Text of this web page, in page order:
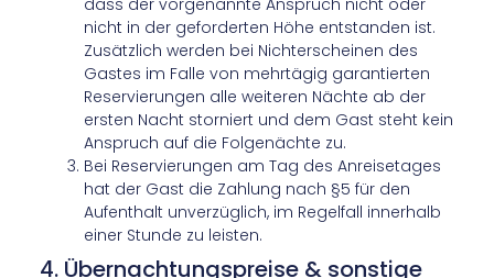
dass der vorgenannte Anspruch nicht oder
nicht in der geforderten Höhe entstanden ist.
Zusätzlich werden bei Nichterscheinen des
Gastes im Falle von mehrtägig garantierten
Reservierungen alle weiteren Nächte ab der
ersten Nacht storniert und dem Gast steht kein
Anspruch auf die Folgenächte zu.
Bei Reservierungen am Tag des Anreisetages
hat der Gast die Zahlung nach §5 für den
Aufenthalt unverzüglich, im Regelfall innerhalb
einer Stunde zu leisten.
4. Übernachtungspreise & sonstige